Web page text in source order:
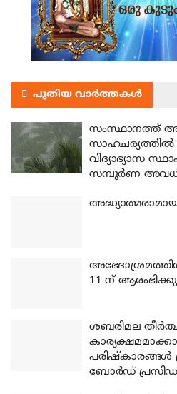
പുതിയ വാർത്തകൾ
സംസ്ഥാനത്ത്
സാഹചര്യത്തിൽ
വിദ്യാഭ്യാസ
സമ്പൂർണ
11 ന്
ശബരിമല
പരിഷ്‌കാരങ്ങള്‍
ബോര്‍ഡ്